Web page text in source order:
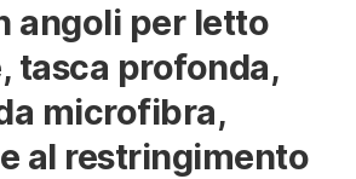
angoli per letto
tasca profonda,
microfibra,
al restringimento